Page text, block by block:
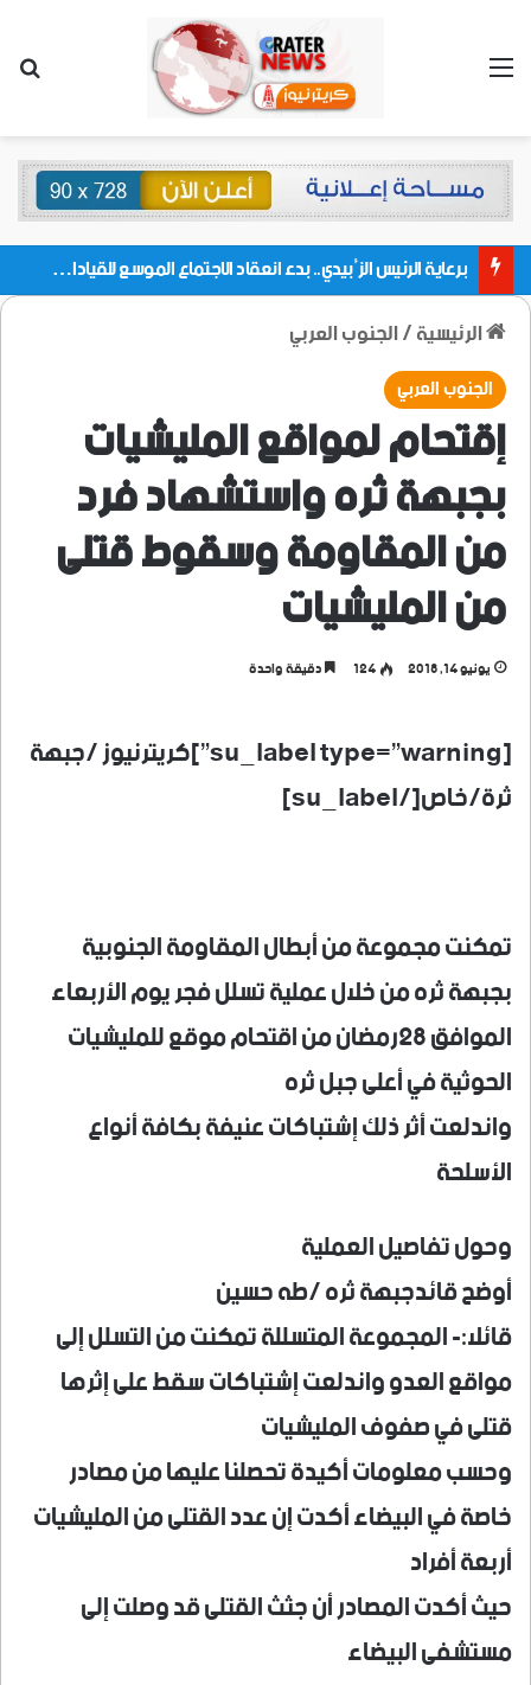
القائمة
برعاية الرئيس الزُبيدي.. بدء انعقاد الاجتماع الموسع للقيادات المحلية بالعاصمة ولمديريات وكتل مجلس العموم ومنسقيات الجامعة بالعاصمة عدن
الرئيسية/الجنوب العربي
الجنوب العربي
إقتحام لمواقع المليشيات
بجبهة ثره واستشهاد فرد
من المقاومة وسقوط قتلى
من المليشيات
يونيو 14, 2018 124 دقيقة واحدة
[su_label type=”warning”]كريترنيوز /جبهة
ثرة/خاص[/su_label]
تمكنت مجموعة من أبطال المقاومة الجنوبية
بجبهة ثره من خلال عملية تسلل فجر يوم الأربعاء
الموافق 28رمضان من اقتحام موقع للمليشيات
الحوثية في أعلى جبل ثره
واندلعت أثر ذلك إشتباكات عنيفة بكافة أنواع
الأسلحة
وحول تفاصيل العملية
أوضح قائدجبهة ثره /طه حسين
قائلا:- المجموعة المتسللة تمكنت من التسلل إلى
مواقع العدو واندلعت إشتباكات سقط على إثرها
قتلى في صفوف المليشيات
وحسب معلومات أكيدة تحصلنا عليها من مصادر
خاصة في البيضاء أكدت إن عدد القتلى من المليشيات
أربعة أفراد
حيث أكدت المصادر أن جثث القتلى قد وصلت إلى
مستشفى البيضاء